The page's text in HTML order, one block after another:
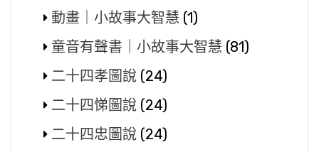
動畫｜小故事大智慧 (1)
童音有聲書｜小故事大智慧 (81)
二十四孝圖說 (24)
二十四悌圖說 (24)
二十四忠圖說 (24)